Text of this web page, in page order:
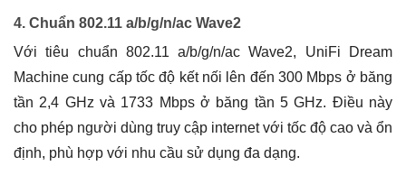
4. Chuẩn 802.11 a/b/g/n/ac Wave2
Với tiêu chuẩn 802.11 a/b/g/n/ac Wave2, UniFi Dream
Machine cung cấp tốc độ kết nối lên đến 300 Mbps ở băng
tần 2,4 GHz và 1733 Mbps ở băng tần 5 GHz. Điều này
cho phép người dùng truy cập internet với tốc độ cao và ổn
định, phù hợp với nhu cầu sử dụng đa dạng.